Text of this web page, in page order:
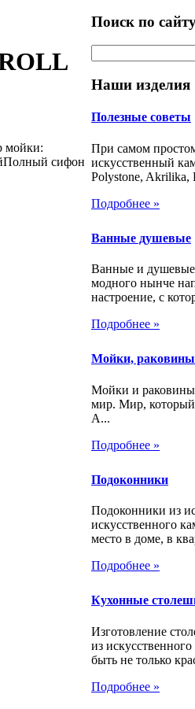
мойки:
сифон
Поиск по
Наши изделия
Полезные советы
При самом
искусственный
Polystone, Akrilika,
Подробнее »
Ванные душевые
Ванные и душевые
модного нынче
настроение, с
Подробнее »
Мойки, раковины
Мойки и раковины
мир. Мир, который
А...
Подробнее »
Подоконники
Подоконники из
искусственного
место в доме, в
Подробнее »
Кухонные
Изготовление
из
быть не только
Подробнее »